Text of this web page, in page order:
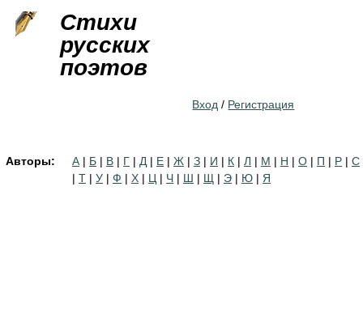
Стихи
русских
поэтов
Вход / Регистрация
Авторы: А | Б | В | Г | Д | Е | Ж | З | И | К | Л | М | Н | О | П | Р | С
| Т | У | Ф | Х | Ц | Ч | Ш | Щ | Э | Ю | Я